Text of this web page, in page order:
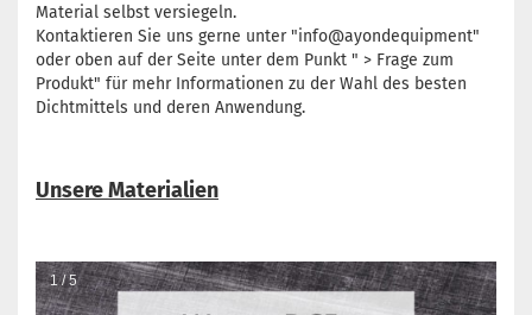
Material selbst versiegeln.
Kontaktieren Sie uns gerne unter "info@ayondequipment"
oder oben auf der Seite unter dem Punkt " > Frage zum
Produkt" für mehr Informationen zu der Wahl des besten
Dichtmittels und deren Anwendung.
Unsere Materialien
1 / 5